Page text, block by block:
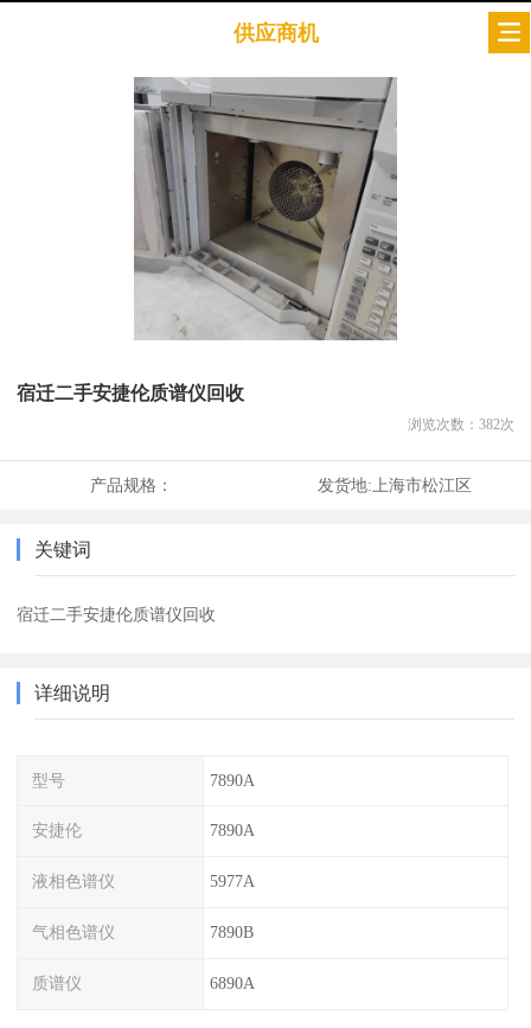
供应商机
宿迁二手安捷伦质谱仪回收
浏览次数： 382次
产品规格： 发货地:上海市松江区
关键词
宿迁二手安捷伦质谱仪回收
详细说明
型号 7890A
安捷伦 7890A
液相色谱仪 5977A
气相色谱仪 7890B
质谱仪 6890A